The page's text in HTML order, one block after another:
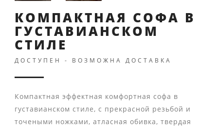
КОМПАКТНАЯ СОФА В
ГУСТАВИАНСКОМ
СТИЛЕ
ДОСТУПЕН - ВОЗМОЖНА ДОСТАВКА
Компактная эффектная комфортная софа в
густавианском стиле, с прекрасной резьбой и
точеными ножками, атласная обивка, твердая